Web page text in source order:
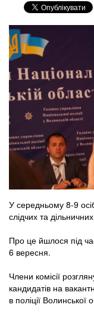
У середньому 8-9
слідчих та
Про це йшлося під
6 вересня.
Члени комісії
кандидатів на
в поліції Волинської